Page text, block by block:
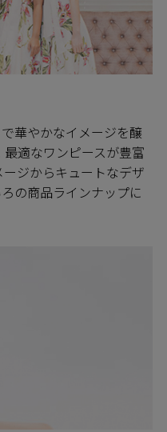
華やかなイメージを醸
適なワンピースが豊富
ジからキュートなデザ
の商品ラインナップに